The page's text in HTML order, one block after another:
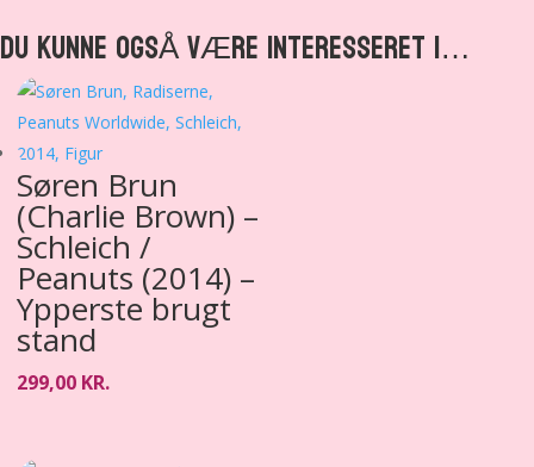
DU KUNNE OGSÅ VÆRE INTERESSERET I…
Søren Brun
(Charlie Brown) –
Schleich /
Peanuts (2014) –
Ypperste brugt
stand
299,00 KR.